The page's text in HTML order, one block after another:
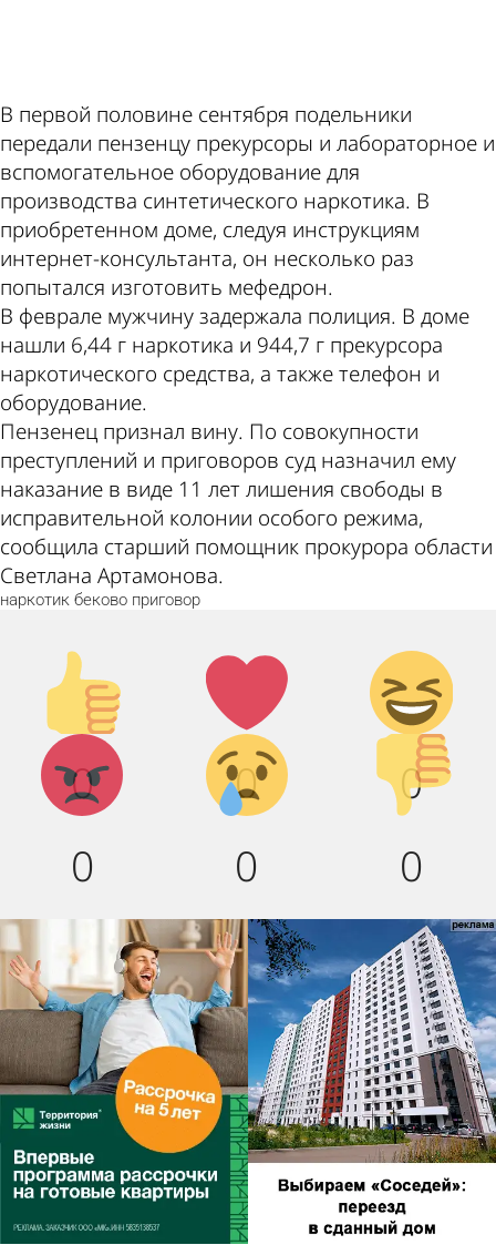
В первой половине сентября подельники
передали пензенцу прекурсоры и лабораторное и
вспомогательное оборудование для
производства синтетического наркотика. В
приобретенном доме, следуя инструкциям
интернет-консультанта, он несколько раз
попытался изготовить мефедрон.
В феврале мужчину задержала полиция. В доме
нашли 6,44 г наркотика и 944,7 г прекурсора
наркотического средства, а также телефон и
оборудование.
Пензенец признал вину. По совокупности
преступлений и приговоров суд назначил ему
наказание в виде 11 лет лишения свободы в
исправительной колонии особого режима,
сообщила старший помощник прокурора области
Светлана Артамонова.
наркотик беково приговор
Палец
вверх!
0
Лайк!
0
Дикий
смех!
0
Агрессия!
0
Грусть :(
0
Палец
вниз!
0